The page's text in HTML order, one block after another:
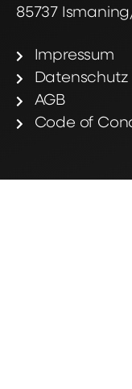
85737
Impressum
Datenschutz
AGB
Code of